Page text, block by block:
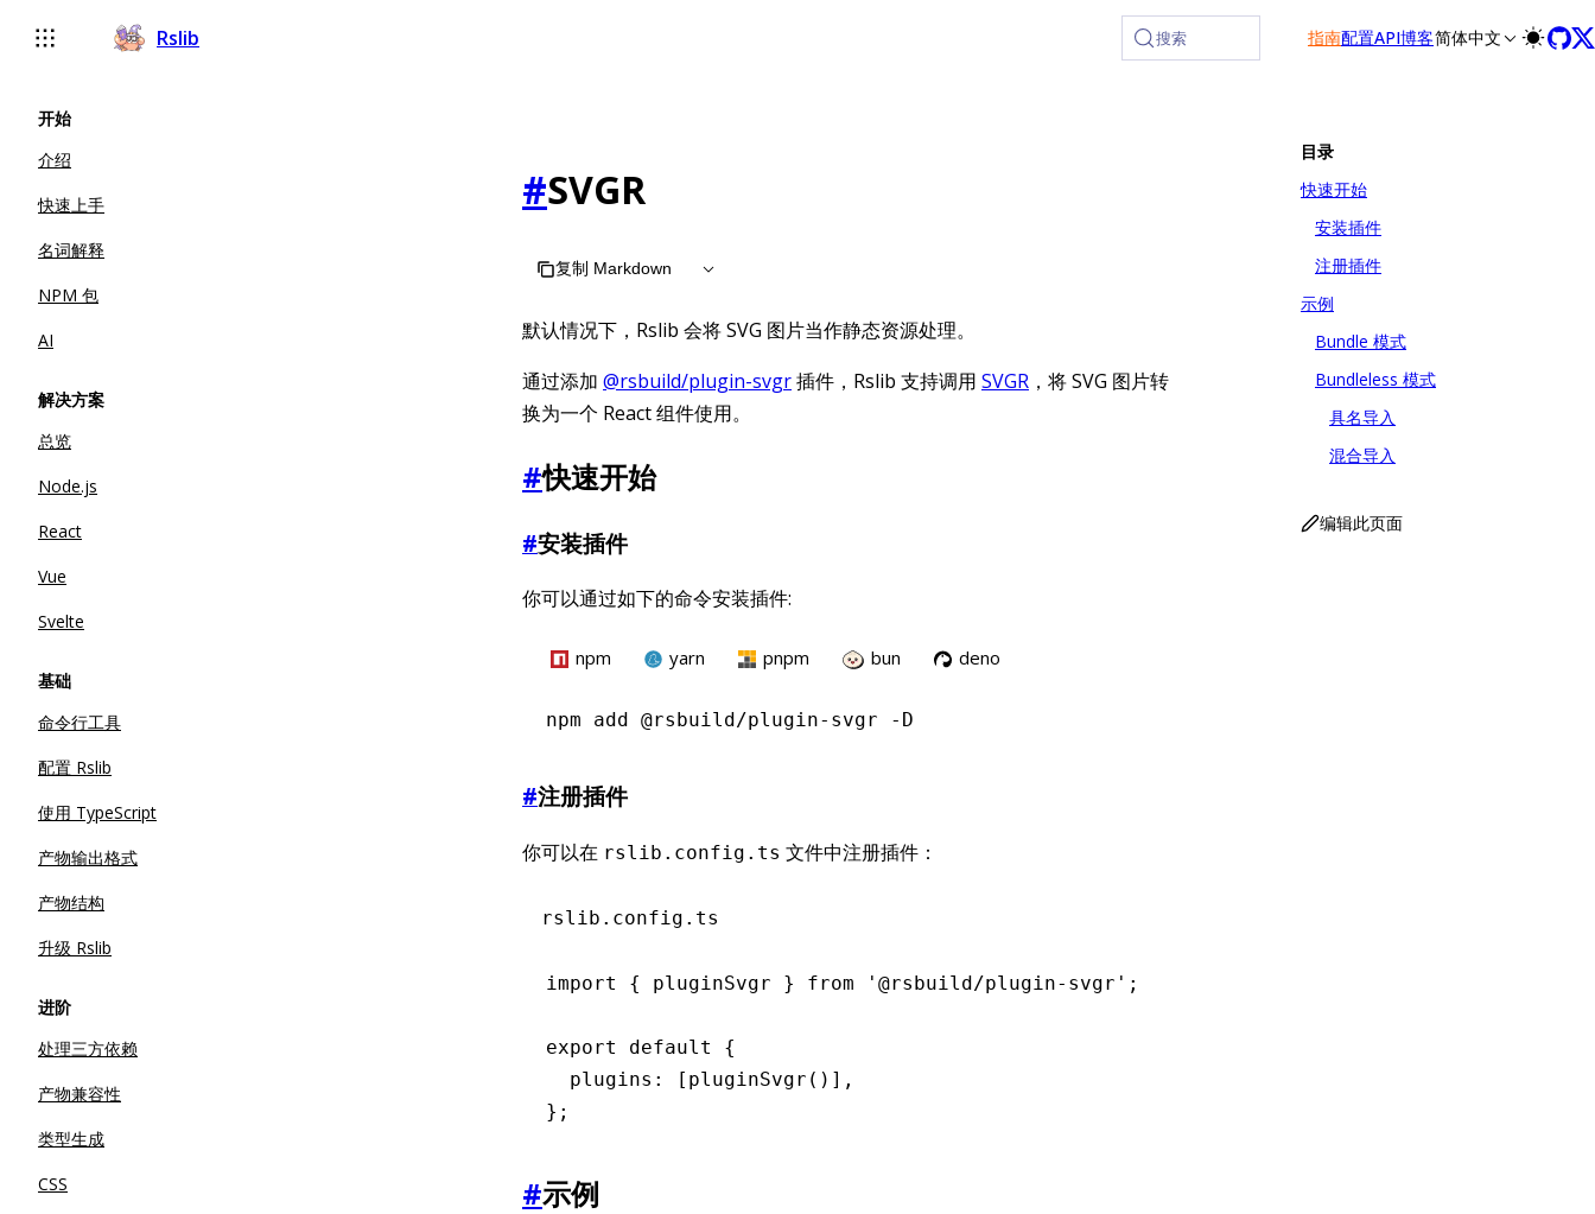
Rslib 搜索 指南配置API博客简体中文
开始
介绍
快速上手
名词解释
NPM 包
AI
解决方案
总览
Node.js
React
Vue
Svelte
基础
命令行工具
配置 Rslib
使用 TypeScript
产物输出格式
产物结构
升级 Rslib
进阶
处理三方依赖
产物兼容性
类型生成
CSS
#SVGR
复制 Markdown
默认情况下，Rslib 会将 SVG 图片当作静态资源处理。
通过添加 @rsbuild/plugin-svgr插件，Rslib 支持调用 SVGR ，将 SVG 图片转
换为一个 React 组件使用。
#快速开始
#安装插件
你可以通过如下的命令安装插件:
npm yarn pnpm bun deno
npm add @rsbuild/plugin-svgr -D
#注册插件
你可以在 rslib.config.ts 文件中注册插件：
rslib.config.ts
import { pluginSvgr } from '@rsbuild/plugin-svgr' ;
export default
{
  plugins
: [ pluginSvgr ()] ,
};
#示例
目录
快速开始
安装插件
注册插件
示例
Bundle 模式
Bundleless 模式
具名导入
混合导入
编辑此页面